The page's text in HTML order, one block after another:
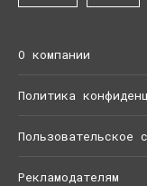
О компании
Политика
Пользовательское
Рекламодателям